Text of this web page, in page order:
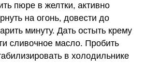
пюре в желтки, активно
на огонь, довести до
минуту. Дать остыть крему
сливочное масло. Пробить
в холодильнике